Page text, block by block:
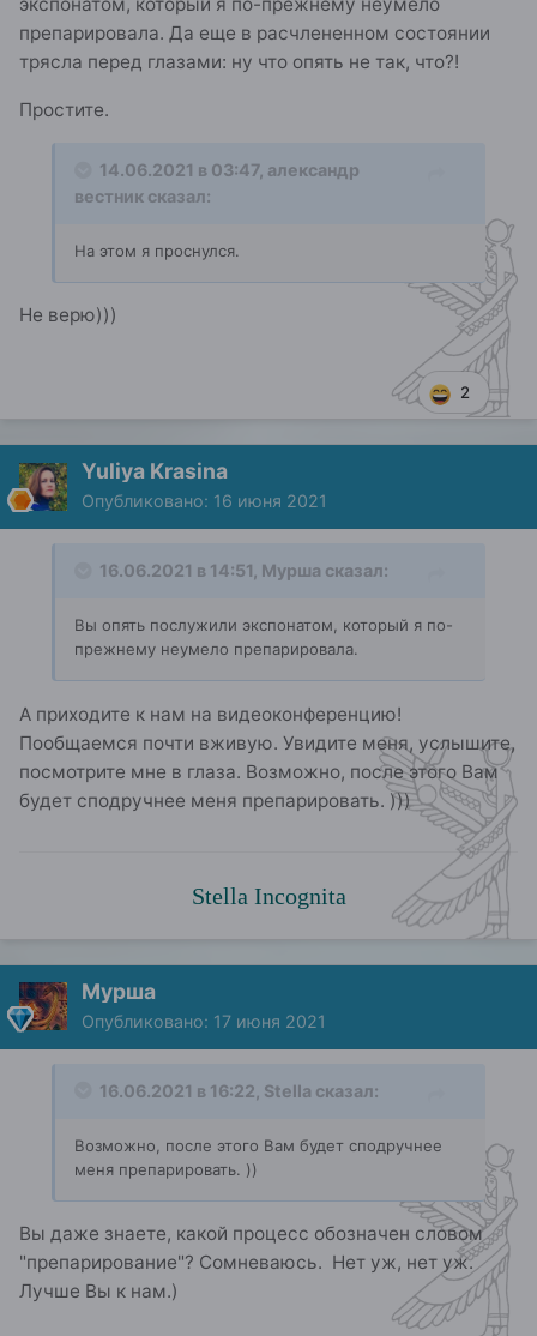
препарировала. Да еще в расчлененном состоянии
трясла перед глазами: ну что опять не так, что?!
Простите.
14.06.2021 в 03:47, александр
вестник сказал:
На этом я проснулся.
Не верю)))
2
Yuliya Krasina
Опубликовано: 16 июня 2021
16.06.2021 в 14:51, Мурша сказал:
Вы опять послужили экспонатом, который я по-
прежнему неумело препарировала.
А приходите к нам на видеоконференцию!
Пообщаемся почти вживую. Увидите меня, услышите,
посмотрите мне в глаза. Возможно, после этого Вам
будет сподручнее меня препарировать. )))
Stella Incognita
Мурша
Опубликовано: 17 июня 2021
16.06.2021 в 16:22, Stella сказал:
Возможно, после этого Вам будет сподручнее
меня препарировать. ))
Вы даже знаете, какой процесс обозначен словом
"препарирование"? Сомневаюсь. Нет уж, нет уж.
Лучше Вы к нам.)